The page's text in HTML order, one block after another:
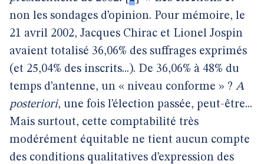
non les sondages d’opinion. Pour mémoire, le
21 avril 2002, Jacques Chirac et Lionel Jospin
avaient totalisé 36,06% des suffrages exprimés
(et 25,04% des inscrits...). De 36,06% à 48% du
temps d’antenne, un « niveau conforme » ? A
posteriori, une fois l’élection passée, peut-être...
Mais surtout, cette comptabilité très
modérément équitable ne tient aucun compte
des conditions qualitatives d’expression des